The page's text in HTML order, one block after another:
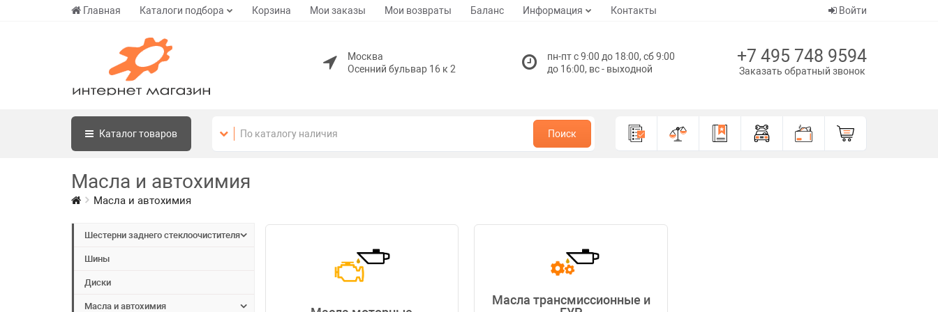
Главная Каталоги подбора Корзина Мои заказы Мои возвраты Баланс Информация Контакты Войти
Москва
Осенний бульвар 16 к 2
пн-пт с 9:00 до 18:00, сб 9:00
до 16:00, вс - выходной
+7 495 748 9594
Заказать обратный звонок
Каталогтоваров Поиск
Масла и автохимия
Масла и автохимия
Шестерни заднего стеклоочистителя
Шины
Диски
Масла и автохимия
Масла трансмиссионные и